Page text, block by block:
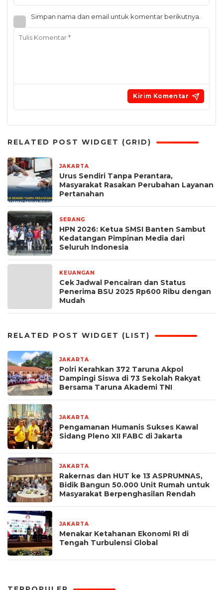
Simpan nama dan email untuk komentar berikutnya.
RELATED POST WIDGET (GRID)
JAKARTA
Urus Sendiri Tanpa Perantara,
Masyarakat Rasakan Perubahan Layanan
Pertanahan
SERANG
HPN 2026: Ketua SMSI Banten Sambut
Kedatangan Pimpinan Media dari
Seluruh Indonesia
KEUANGAN
Cek Jadwal Pencairan dan Status
Penerima BSU 2025 Rp600 Ribu dengan
Mudah
RELATED POST WIDGET (LIST)
JAKARTA
Polri Kerahkan 372 Taruna Akpol
Dampingi Siswa di 73 Sekolah Rakyat
Bersama Taruna Akademi TNI
JAKARTA
Pengamanan Humanis Sukses Kawal
Sidang Pleno XII FABC di Jakarta
JAKARTA
Rakernas dan HUT ke 13 ASPRUMNAS,
Bidik Bangun 50.000 Unit Rumah untuk
Masyarakat Berpenghasilan Rendah
JAKARTA
Menakar Ketahanan Ekonomi RI di
Tengah Turbulensi Global